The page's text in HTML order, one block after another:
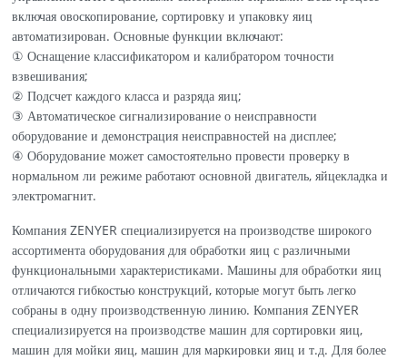
включая овоскопирование, сортировку и упаковку яиц
автоматизирован. Основные функции включают:
① Оснащение классификатором и калибратором точности
взвешивания;
② Подсчет каждого класса и разряда яиц;
③ Автоматическое сигнализирование о неисправности
оборудование и демонстрация неисправностей на дисплее;
④ Оборудование может самостоятельно провести проверку в
нормальном ли режиме работают основной двигатель, яйцекладка и
электромагнит.
Компания ZENYER специализируется на производстве широкого
ассортимента оборудования для обработки яиц с различными
функциональными характеристиками. Машины для обработки яиц
отличаются гибкостью конструкций, которые могут быть легко
собраны в одну производственную линию. Компания ZENYER
специализируется на производстве машин для сортировки яиц,
машин для мойки яиц, машин для маркировки яиц и т.д. Для более